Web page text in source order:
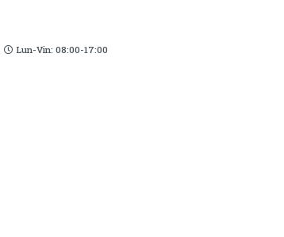
Lun-Vin: 08:00-17:00